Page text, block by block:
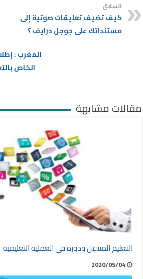
السابق
كيف تضيف تعليقات صوتية إلى
مستنداتك على جوجل درايف ؟
الخاص
مقالات مشابهة
التعليم المتنقل ودوره في العملية التعليمية
2020/05/04